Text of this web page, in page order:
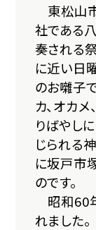
東松山
社である
奏される
に近い日
のお囃子
カ、オカ
りばやし
じられる
に坂戸市
のです。
昭和60
れました。